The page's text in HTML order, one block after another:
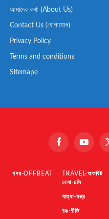
আমাদের কথা (About Us)
Contact Us (যোগাযোগ)
Privacy Policy
Terms and conditions
Sitemape
FacebookYouTube
খবর-OFFBEAT
TRAVEL-অফবিট
চলো-চলি
যাত্রা-মন্ত্র
রঙ-রীতি